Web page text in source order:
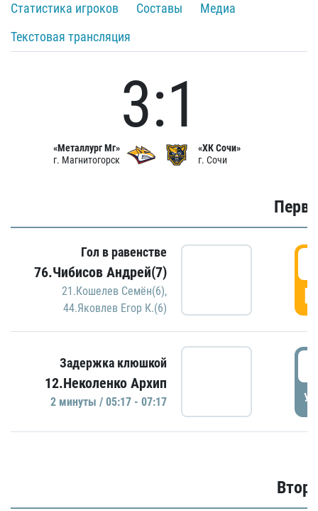
Статистика игроков
Составы
Медиа
Текстовая трансляция
«Металлург Мг»
г. Магнитогорск
3:1
«ХК Сочи»
г. Сочи
Гол в равенстве
76.Чибисов Андрей(7)
21.Кошелев Семён(6),
44.Яковлев Егор К.(6)
Задержка клюшкой
12.Неколенко Архип
2 минуты / 05:17 - 07:17